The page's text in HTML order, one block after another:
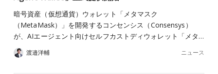
暗号資産（仮想通貨）ウォレット「メタマスク
（MetaMask）」を開発するコンセンシス（Consensys）
が、AIエージェント向けセルフカストディウォレット「メタ…
渡邉洋輔 ニュース